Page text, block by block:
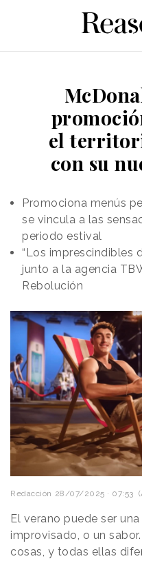
el
con su
Promociona menús
se vincula a las
periodo estival
“Los imprescindibles
junto a la agencia
Rebolución
Redacción 28/07/2025 · 07:53
El verano puede ser
improvisado, o un
cosas, y todas ellas